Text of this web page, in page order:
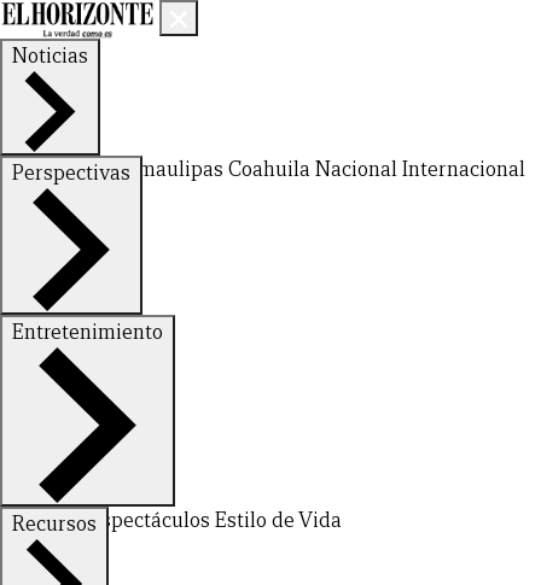
Noticias
Nuevo LeónTamaulipas Coahuila NacionalInternacional
Perspectivas
FinanzasOpinión
Entretenimiento
DeportesEspectáculos Estilo de Vida
Recursos